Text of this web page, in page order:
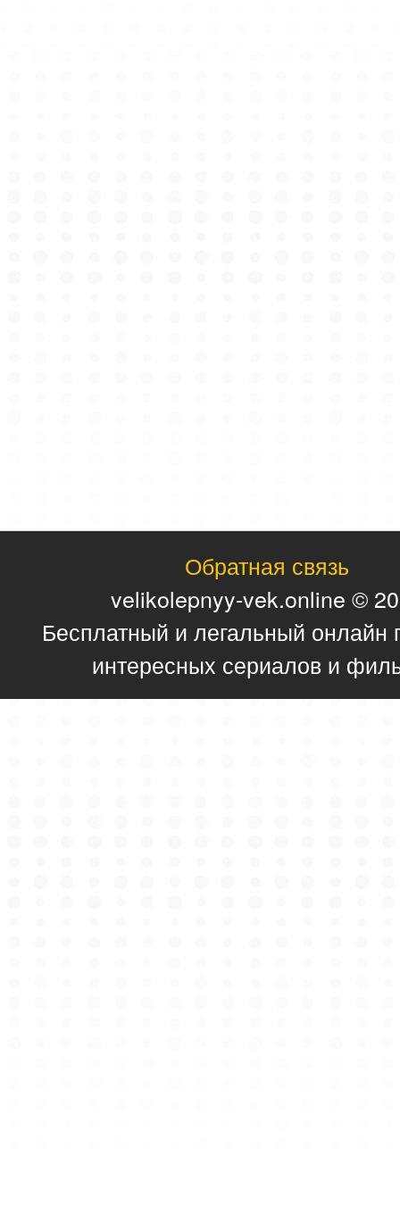
Обратная связь
velikolepnyy-vek.online ©
Бесплатный и легальный онлайн
интересных сериалов и